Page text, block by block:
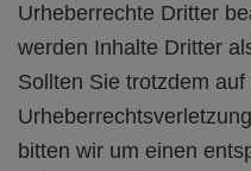
Urheberrechte Dritter
werden Inhalte Dritter
Sollten Sie trotzdem auf
bitten wir um einen